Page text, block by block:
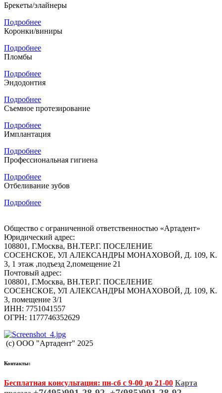
Брекеты/элайнеры
Подробнее
Коронки/виниры
Подробнее
Пломбы
Подробнее
Эндодонтия
Подробнее
Съемное протезирование
Подробнее
Имплантация
Подробнее
Профессиональная гигиена
Подробнее
Отбеливание зубов
Подробнее
Общество с ограниченной ответственностью «Артадент»
Юридический адрес:
108801, Г.Москва, ВН.ТЕР.Г. ПОСЕЛЕНИЕ
СОСЕНСКОЕ, УЛ АЛЕКСАНДРЫ МОНАХОВОЙ, Д. 109, К.
3, 1 этаж ,подъезд 2,помещение 21
Почтовый адрес:
108801, Г.Москва, ВН.ТЕР.Г. ПОСЕЛЕНИЕ
СОСЕНСКОЕ, УЛ АЛЕКСАНДРЫ МОНАХОВОЙ, Д. 109, К.
3, помещение 3/1
ИНН: 7751041557
ОГРН: 1177746352629
(c) ООО "Артадент" 2025
Контакты:
Бесплатная консультация: пн-сб с 9-00 до 21-00 Карта